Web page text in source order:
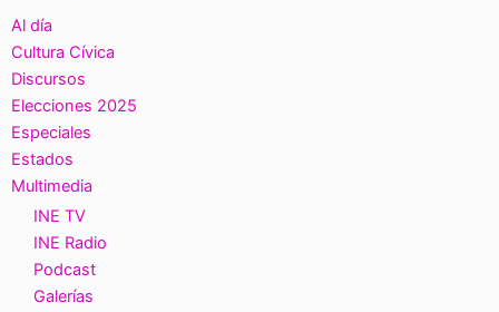
Al día
Cultura Cívica
Discursos
Elecciones 2025
Especiales
Estados
Multimedia
INE TV
INE Radio
Podcast
Galerías